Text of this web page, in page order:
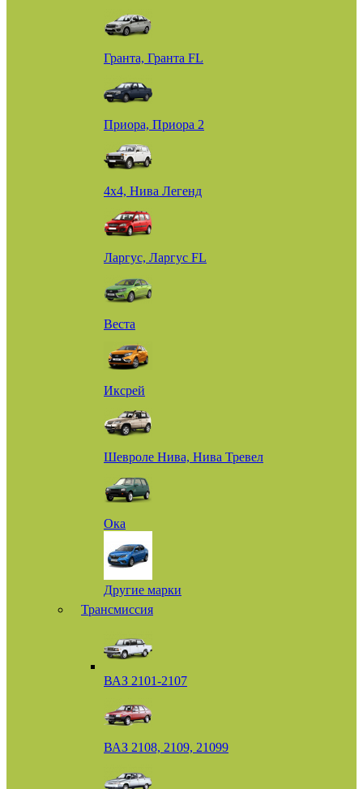
Гранта, Гранта FL
Приора, Приора 2
4х4, Нива Легенд
Ларгус, Ларгус FL
Веста
Иксрей
Шевроле Нива, Нива Тревел
Ока
Другие марки
Трансмиссия
ВАЗ 2101-2107
ВАЗ 2108, 2109, 21099